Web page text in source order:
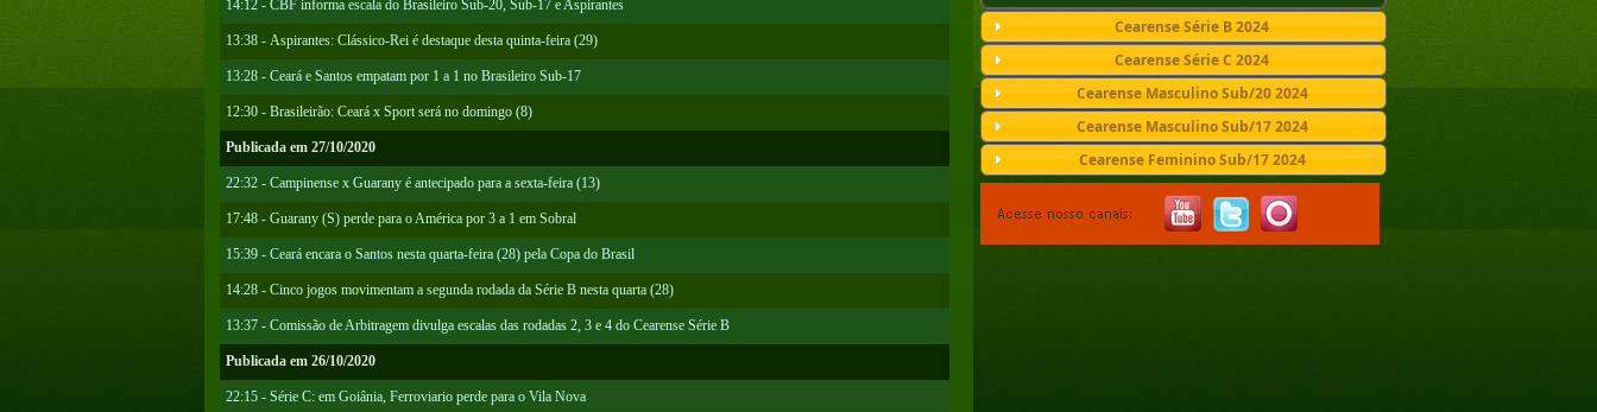
14:12 - CBF informa escala do Brasileiro Sub-20, Sub-17 e Aspirantes
13:38 - Aspirantes: Clássico-Rei é destaque desta quinta-feira (29)
13:28 - Ceará e Santos empatam por 1 a 1 no Brasileiro Sub-17
12:30 - Brasileirão: Ceará x Sport será no domingo (8)
Publicada em 27/10/2020
22:32 - Campinense x Guarany é antecipado para a sexta-feira (13)
17:48 - Guarany (S) perde para o América por 3 a 1 em Sobral
15:39 - Ceará encara o Santos nesta quarta-feira (28) pela Copa do Brasil
14:28 - Cinco jogos movimentam a segunda rodada da Série B nesta quarta (28)
13:37 - Comissão de Arbitragem divulga escalas das rodadas 2, 3 e 4 do Cearense Série B
Publicada em 26/10/2020
22:15 - Série C: em Goiânia, Ferroviario perde para o Vila Nova
Cearense Série B 2024
Cearense Série C 2024
Cearense Masculino Sub/20 2024
Cearense Masculino Sub/17 2024
Cearense Feminino Sub/17 2024